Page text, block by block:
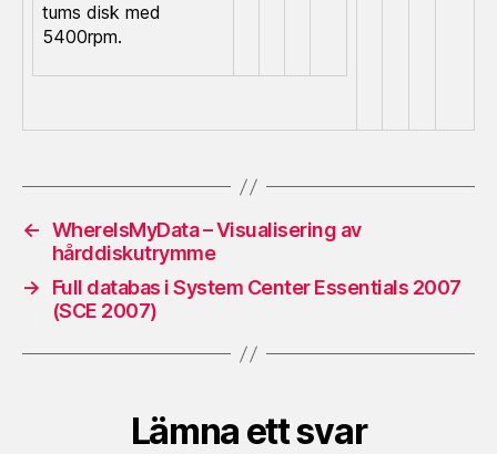
tums disk med
5400rpm.
← WhereIsMyData – Visualisering av
hårddiskutrymme
→
Full databas i System Center Essentials 2007
(SCE 2007)
Lämna ett svar